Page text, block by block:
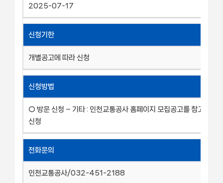
2025-07-17
신청기한
개별공고에 따라 신청
신청방법
○ 방문 신청 – 기타 : 인천교통공사 홈페이지 모집공고를 참고후 직
신청
전화문의
인천교통공사/032-451-2188